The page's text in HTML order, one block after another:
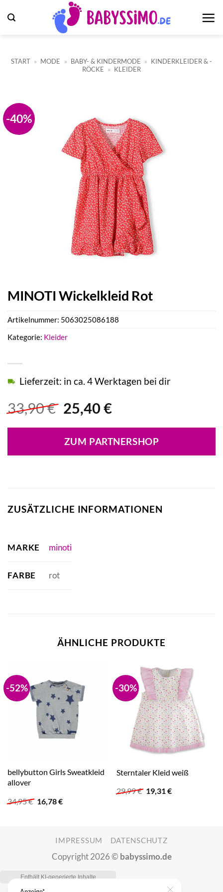
Inhalt
START » MODE » BABY- & KINDERMODE » KINDERKLEIDER & -
RÖCKE » KLEIDER
-40%
MINOTI Wickelkleid Rot
33,90€ Ursprünglicher
war:
33,90 €
25,40 €Aktueller
ist:
25,40 €.
Lieferzeit: in ca. 4 Werktagen bei dir
ZUM PARTNERSHOP
Artikelnummer: 5063025086188
Kategorie: Kleider
ZUSÄTZLICHE INFORMATIONEN
MARKE minoti
FARBE rot
ÄHNLICHE PRODUKTE
-52%
bellybutton Girls Sweatkleid
allover
34,95€ Ursprünglicher
Preis
16,78€Aktueller
-30%
Sterntaler Kleid weiß
29,99€ Ursprünglicher
19,31€Aktueller
IMPRESSUM DATENSCHUTZ
Copyright 2026 © babyssimo.de